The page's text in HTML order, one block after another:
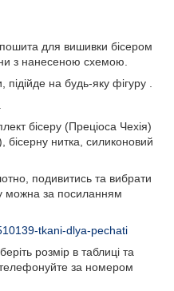
пошита для вишивки бісером
з нанесеною схемою.
на будь-яку фігуру .
бісеру (Преціоса Чехія)
нитка, силиконовий
подивитись та вибрати
можна за посиланням
tkani-dlya-pechati
розмір в таблиці та
за номером